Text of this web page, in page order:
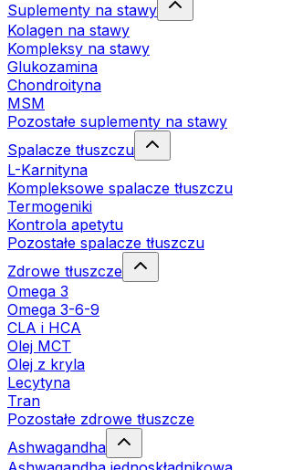
Suplementy na stawy
Kolagen na stawy
Kompleksy na stawy
Glukozamina
Chondroityna
MSM
Pozostałe suplementy na stawy
Spalacze tłuszczu
L-Karnityna
Kompleksowe spalacze tłuszczu
Termogeniki
Kontrola apetytu
Pozostałe spalacze tłuszczu
Zdrowe tłuszcze
Omega 3
Omega 3-6-9
CLA i HCA
Olej MCT
Olej z kryla
Lecytyna
Tran
Pozostałe zdrowe tłuszcze
Ashwagandha